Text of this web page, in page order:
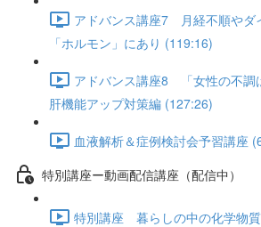
アドバンス講座7 月経不順やダ
「ホルモン」にあり (119:16)
アドバンス講座8 「女性の不調
肝機能アップ対策編 (127:26)
血液解析＆症例検討会予習講座
特別講座ー動画配信講座（配信中）
特別講座 暮らしの中の化学物